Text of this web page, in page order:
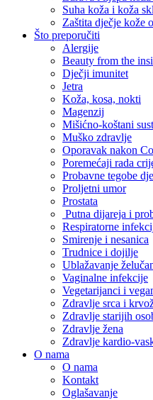
Suha koža i koža
Zaštita dječje kože
Što preporučiti
Alergije
Beauty from the
Dječji imunitet
Jetra
Koža, kosa, nokti
Magenzij
Mišićno-koštani
Muško zdravlje
Oporavak nakon
Poremećaji rada
Probavne tegobe
Proljetni umor
Prostata
Putna dijareja i
Respiratorne
Smirenje i nesanica
Trudnice i dojilje
Ublažavanje
Vaginalne infekcije
Vegetarijanci i
Zdravlje srca i
Zdravlje starijih
Zdravlje žena
Zdravlje kardio-
O nama
O nama
Kontakt
Oglašavanje